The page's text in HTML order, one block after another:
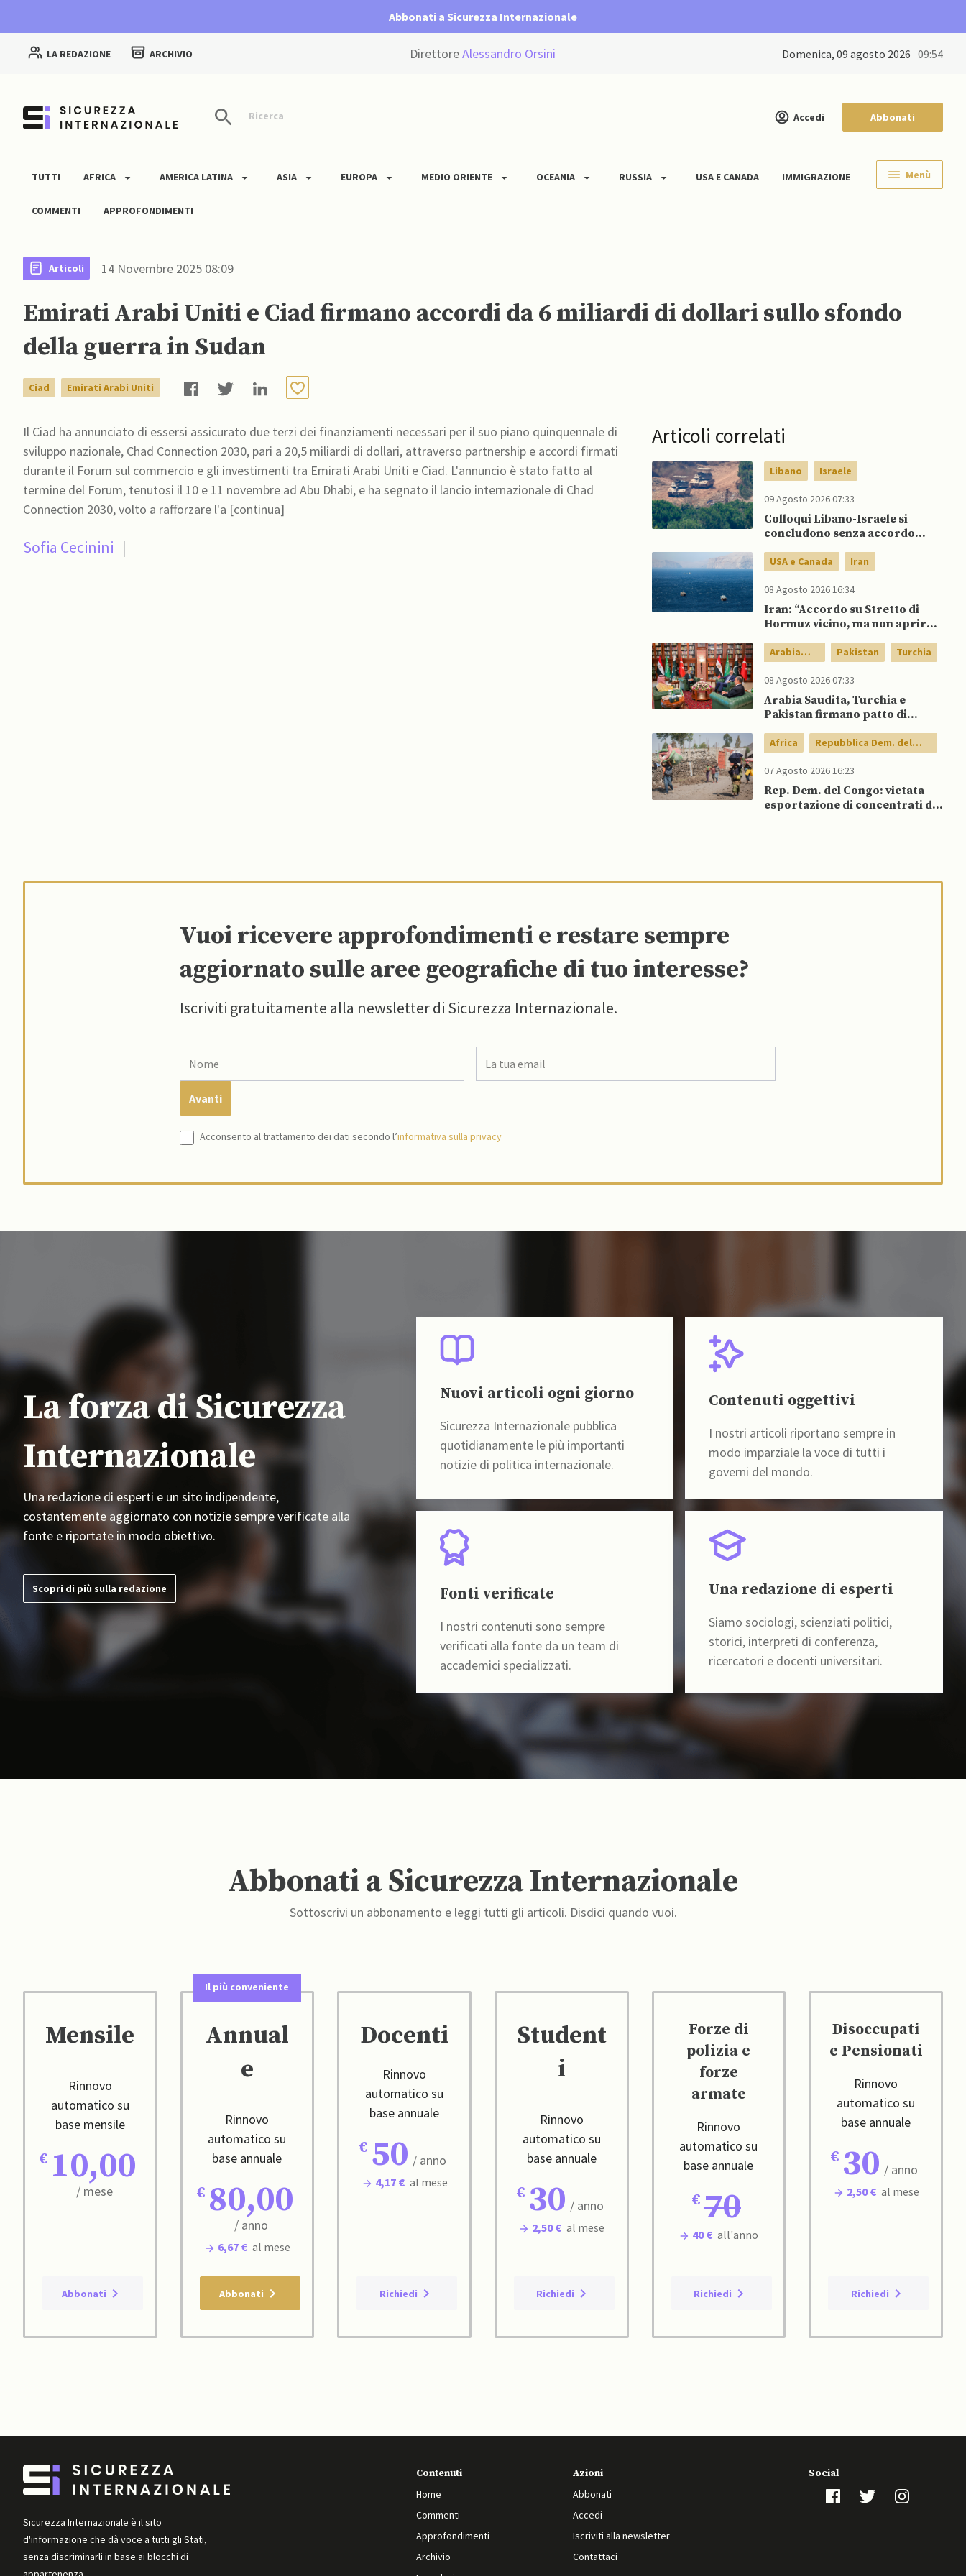
Abbonati a Sicurezza Internazionale
LA REDAZIONE ARCHIVIO DirettoreAlessandro Orsini domenica, 09 agosto 2026 09:54
Ricerca Accedi Abbonati
TUTTI AFRICA AMERICA LATINA ASIA EUROPA MEDIO ORIENTE OCEANIA RUSSIA USA E CANADA IMMIGRAZIONE
COMMENTI APPROFONDIMENTI
Menù
Articoli 14 Novembre 2025 08:09
Emirati Arabi Uniti e Ciad firmano accordi da 6 miliardi di dollari sullo sfondo
della guerra in Sudan
Ciad Emirati Arabi Uniti
Il Ciad ha annunciato di essersi assicurato due terzi dei finanziamenti necessari per il suo piano quinquennale di
sviluppo nazionale, Chad Connection 2030, pari a 20,5 miliardi di dollari, attraverso partnership e accordi firmati
durante il Forum sul commercio e gli investimenti tra Emirati Arabi Uniti e Ciad. L'annuncio è stato fatto al
termine del Forum, tenutosi il 10 e 11 novembre ad Abu Dhabi, e ha segnato il lancio internazionale di Chad
Connection 2030, volto a rafforzare l'a [continua]
Sofia Cecinini |
Articoli correlati
Libano Israele
09 Agosto 2026 07:33
Colloqui Libano-Israele si
concludono senza accordo
USA e Canada Iran
08 Agosto 2026 16:34
Iran: “Accordo su Stretto di
Hormuz vicino, ma non aprirà il
Arabia
Saudita
Pakistan Turchia
08 Agosto 2026 07:33
Arabia Saudita, Turchia e
Pakistan firmano patto di
Africa
Repubblica Dem. del
Congo
07 Agosto 2026 16:23
Rep. Dem. del Congo: vietata
esportazione di concentrati di
Vuoi ricevere approfondimenti e restare sempre
aggiornato sulle aree geografiche di tuo interesse?
Iscriviti gratuitamente alla newsletter di Sicurezza Internazionale.
Acconsento al trattamento dei dati secondo l’informativa sulla privacy
La forza di Sicurezza
Internazionale
Una redazione di esperti e un sito indipendente,
costantemente aggiornato con notizie sempre verificate alla
fonte e riportate in modo obiettivo.
Scopri di più sulla redazione
Nuovi articoli ogni giorno
Sicurezza Internazionale pubblica
quotidianamente le più importanti
notizie di politica internazionale.
Contenuti oggettivi
I nostri articoli riportano sempre in
modo imparziale la voce di tutti i
governi del mondo.
Fonti verificate
I nostri contenuti sono sempre
verificati alla fonte da un team di
accademici specializzati.
Una redazione di esperti
Siamo sociologi, scienziati politici,
storici, interpreti di conferenza,
ricercatori e docenti universitari.
Abbonati a Sicurezza Internazionale
Sottoscrivi un abbonamento e leggi tutti gli articoli. Disdici quando vuoi.
Mensile
Rinnovo
automatico su
base mensile
10,00
/ mese
Abbonati
Il più conveniente
Annual
e
Rinnovo
automatico su
base annuale
80,00
/ anno
6,67 € al mese
Abbonati
Docenti
Rinnovo
automatico su
base annuale
50 / anno
4,17 € al mese
Richiedi
Student
i
Rinnovo
automatico su
base annuale
30 / anno
2,50 € al mese
Richiedi
Forze di
polizia e
forze
armate
Rinnovo
automatico su
base annuale
70
40 € all'anno
Richiedi
Disoccupati
e Pensionati
Rinnovo
automatico su
base annuale
30 / anno
2,50 € al mese
Richiedi
Sicurezza Internazionale è il sito
d'informazione che dà voce a tutti gli Stati,
senza discriminarli in base ai blocchi di
Contenuti
Home
Commenti
Approfondimenti
Archivio
Azioni
Abbonati
Accedi
Iscriviti alla newsletter
Contattaci
Social